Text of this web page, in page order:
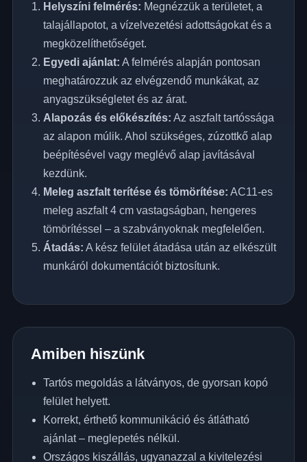
Helyszíni felmérés: Megnézzük a területet, a
talajállapotot, a vízelvezetési adottságokat és a
megközelíthetőséget.
Egyedi ajánlat: A felmérés alapján pontosan
meghatározzuk az elvégzendő munkákat, az
anyagszükségletet és az árat.
Alapozás és előkészítés: Az aszfalt tartóssága
az alapon múlik. Ahol szükséges, zúzottkő alap
beépítésével vagy meglévő alap javításával
kezdünk.
Meleg aszfalt terítése és tömörítése: AC11-es
meleg aszfalt 4 cm vastagságban, hengeres
tömörítéssel – a szabványoknak megfelelően.
Átadás: A kész felület átadása után az elkészült
munkáról dokumentációt biztosítunk.
Amiben hiszünk
Tartós megoldás a látványos, de gyorsan kopó
felület helyett.
Korrekt, érthető kommunikáció és átlátható
ajánlat – meglepetés nélkül.
Országos kiszállás, ugyanazzal a kivitelezési